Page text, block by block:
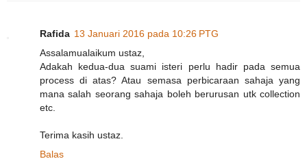
Rafida 13 Januari 2016 pada 10:26 PTG
Assalamualaikum ustaz,
Adakah kedua-dua suami isteri perlu hadir pada semua
process di atas? Atau semasa perbicaraan sahaja yang
mana salah seorang sahaja boleh berurusan utk collection
etc.
Terima kasih ustaz.
Balas